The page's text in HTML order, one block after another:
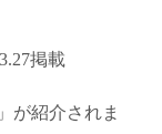
掲載
」が紹介されま